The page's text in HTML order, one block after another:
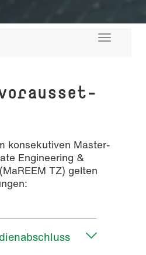
Toggle
konsekutiven Master-
Engineering &
TZ) gelten